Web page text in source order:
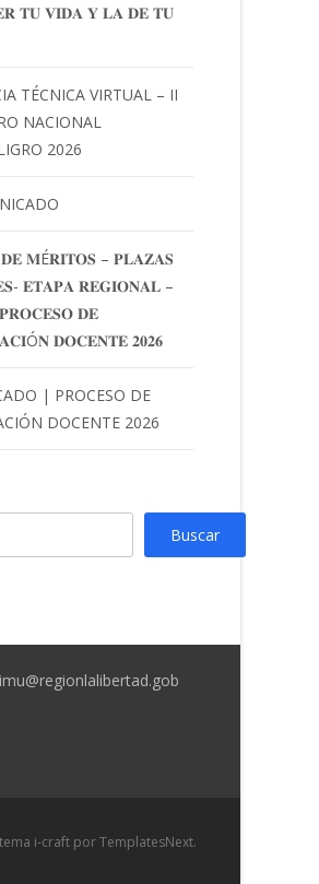
𝐓𝐔 𝐕𝐈𝐃𝐀 𝐘 𝐋𝐀 𝐃𝐄 𝐓𝐔
TÉCNICA VIRTUAL – II
NACIONAL
2026
𝐌É𝐑𝐈𝐓𝐎𝐒 – 𝐏𝐋𝐀𝐙𝐀𝐒
𝐄𝐓𝐀𝐏𝐀 𝐑𝐄𝐆𝐈𝐎𝐍𝐀𝐋 –
𝐃𝐄
𝐃𝐎𝐂𝐄𝐍𝐓𝐄 𝟐𝟎𝟐𝟔
| PROCESO DE
DOCENTE 2026
Buscar
i-craft por TemplatesNext.